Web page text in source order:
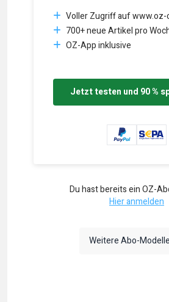
Voller Zugriff auf www.oz-
700+ neue Artikel pro
OZ-App inklusive
Jetzt testen und 90 %
Du hast bereits ein OZ-
Hier anmelden
Weitere Abo-Modelle